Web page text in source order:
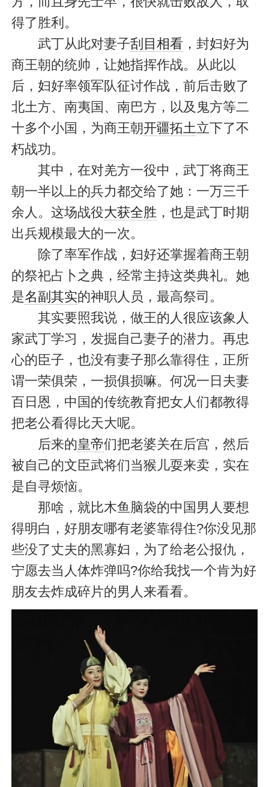
得了胜利。
武丁从此对妻子刮目相看 ，封妇好为
商王朝的统帅，让她指挥作战。从此以
后，妇好率领军队征讨作战，前后击败了
北土方、南夷国、南巴方，以及鬼方等二
十多个小国，为商王朝开疆拓土立下了不
朽战功。
其中，在对羌方一役中，武丁将商王
朝一半以上的兵力都交给了她：一万三千
余人。这场战役大获全胜 ，也是武丁时期
出兵规模最大的一次。
除了率军作战，妇好还掌握着商王朝
的祭祀占卜之典，经常主持这类典礼。她
是名副其实的神职人员，最高祭司。
其实要照我说，做王的人很应该象人
家武丁学习，发掘自己妻子的潜力。再忠
心的臣子，也没有妻子那么靠得住，正所
谓一荣俱荣，一损俱损嘛。何况一日夫妻
百日恩，中国的传统教育把女人们都教得
把老公看得比天大呢。
后来的皇帝们把老婆关在后宫，然后
被自己的文臣武将们当猴儿耍来卖，实在
是自寻烦恼。
那啥，就比木鱼脑袋的中国男人要想
得明白，好朋友哪有老婆靠得住?你没见那
些没了丈夫的黑寡妇，为了给老公报仇，
宁愿去当人体炸弹吗?你给我找一个肯为好
朋友去炸成碎片的男人来看看。